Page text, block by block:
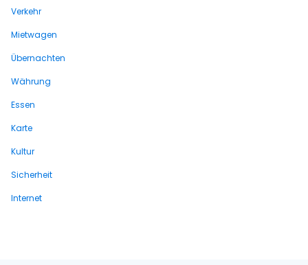
Verkehr
Mietwagen
Übernachten
Währung
Essen
Karte
Kultur
Sicherheit
Internet